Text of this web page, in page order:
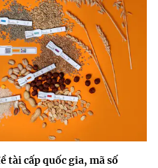
tài cấp quốc gia, mã số